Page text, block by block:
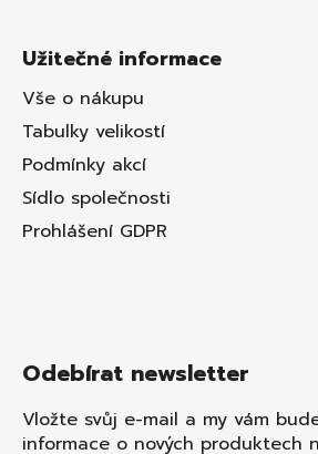
Užitečné informace
Vše o nákupu
Tabulky velikostí
Podmínky akcí
Sídlo společnosti
Prohlášení GDPR
Odebírat newsletter
Vložte svůj e-mail a my vám
informace o nových produktech